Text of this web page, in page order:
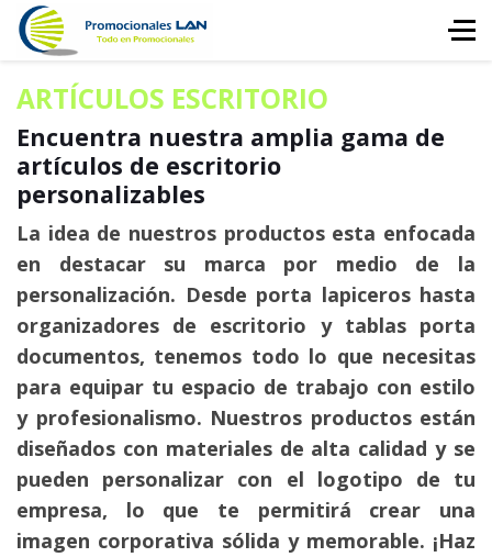
ARTÍCULOS ESCRITORIO
Encuentra nuestra amplia gama de
artículos de escritorio
personalizables
La idea de nuestros productos esta enfocada
en destacar su marca por medio de la
personalización. Desde porta lapiceros hasta
organizadores de escritorio y tablas porta
documentos, tenemos todo lo que necesitas
para equipar tu espacio de trabajo con estilo
y profesionalismo. Nuestros productos están
diseñados con materiales de alta calidad y se
pueden personalizar con el logotipo de tu
empresa, lo que te permitirá crear una
imagen corporativa sólida y memorable. ¡Haz